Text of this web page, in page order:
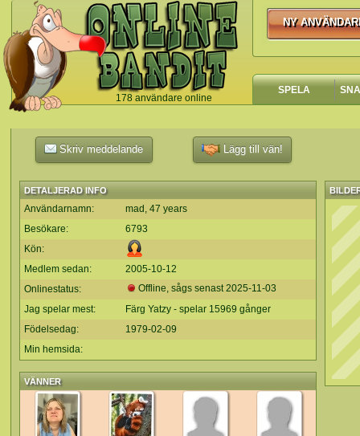
178 användare online
`
NY
NY
SPELA
Skriv meddelande Lägg till vän!
DETALJERAD INFO
Användarnamn:
mad, 47 years
Besökare:
6793
Kön:
Medlem sedan:
2005-10-12
Onlinestatus:
Offline, sågs senast2025-11-03
Jag spelar mest:
Färg Yatzy - spelar 15969 gånger
Födelsedag:
1979-02-09
Min hemsida:
VÄNNER